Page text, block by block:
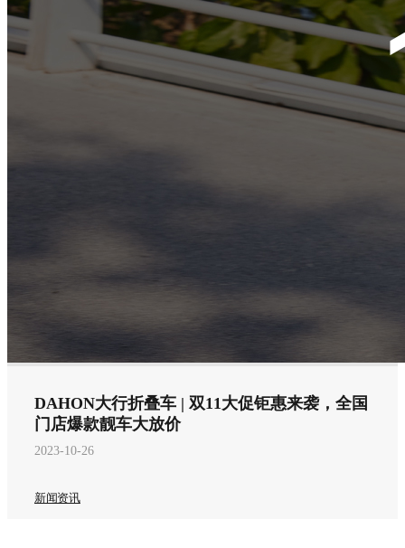
DAHON大行折叠车 | 双11大促钜惠来袭，全国
门店爆款靓车大放价
2023-10-26
新闻资讯